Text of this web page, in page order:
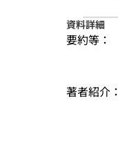
資料詳細
要約等：
著者紹介：